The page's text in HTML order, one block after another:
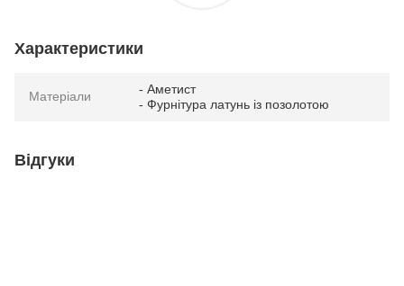
Характеристики
Матеріали
- Аметист
- Фурнітура латунь із позолотою
Відгуки